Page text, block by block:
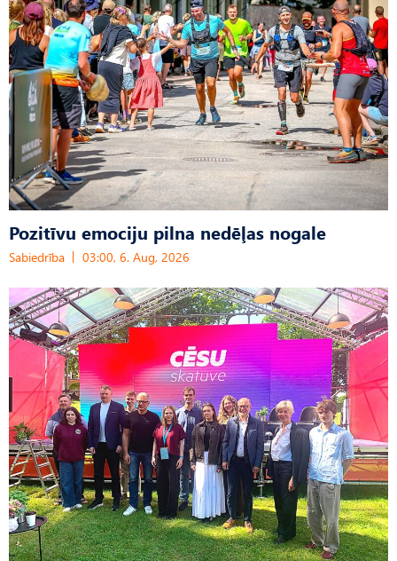
Pozitīvu emociju pilna nedēļas nogale
Sabiedrība 03:00, 6. Aug, 2026